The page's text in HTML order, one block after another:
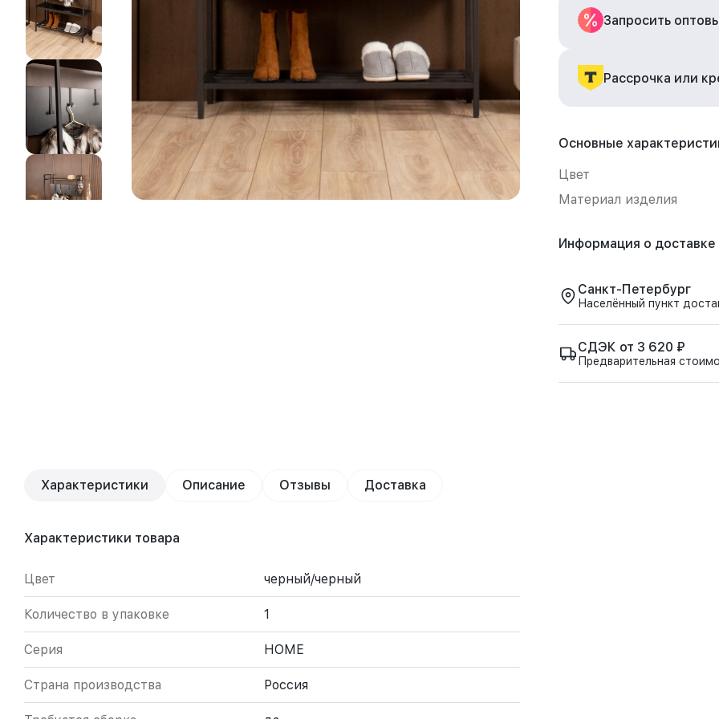
Запросить
Рассрочка или
Основные
Цвет
Материал изделия
Информация о доставке
Санкт-Петербург
Населённый пункт
СДЭК от 3 620 ₽
Предварительная
Характеристики Описание Отзывы Доставка
Характеристики товара
Цвет черный/черный
Количество в упаковке 1
Серия HOME
Страна производства Россия